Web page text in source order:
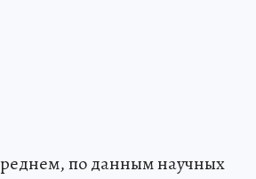
по данным научных